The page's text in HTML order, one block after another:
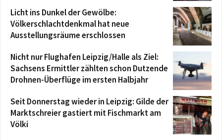
Licht ins Dunkel der Gewölbe:
Völkerschlachtdenkmal hat neue
Ausstellungsräume erschlossen
Nicht nur Flughafen Leipzig/Halle als Ziel:
Sachsens Ermittler zählten schon Dutzende
Drohnen-Überflüge im ersten Halbjahr
Seit Donnerstag wieder in Leipzig: Gilde der
Marktschreier gastiert mit Fischmarkt am
Völki